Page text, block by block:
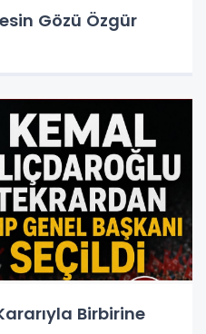
Gözü Özgür
Birbirine